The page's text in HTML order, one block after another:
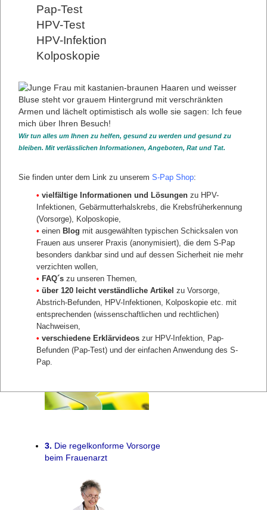
sichere Abstrich-Entnahme zur Verfügung zu stehen und
Auffälligkeiten – zum Beispiel an der Vagina – sofort
untersuchen zu können? - (Die Kolposkopie ist Bestandteil
der pauschal bezahlten Grundversorgung beim Frauenarzt)
Wenn Sie feststellen, dass diese Punkte nicht erfüllt sind,
sollten Sie überdenken, wie viel Vertrauen Sie in die
Vorsorge haben können. Durch den S-Pap Test können sie
wir erfüllen die gesetzlichen Regelungen und informieren
Sie über alles Wichtige zum Thema Gebärmutterhalskrebs.
S-Pap bestellen
Über unsere Videosprechstunde
Anmeldung zur Videosprechstunde
Mehr erfahren:
1.Medizinische Vorgaben für
Frauenärzte zur Vorsorge
2.Rechtliche Vorgaben für
Frauenärzte zur Vorsorge
3. Die regelkonforme Vorsorge
beim Frauenarzt
Pap-Test
HPV-Test
HPV-Infektion
Kolposkopie
Wir tun alles um Ihnen zu helfen, gesund zu werden und gesund zu
bleiben. Mit verlässlichen Informationen, Angeboten, Rat und Tat.
Sie finden unter dem Link zu unserem S-Pap Shop:
• vielfältige Informationen und Lösungen zu HPV-
Infektionen, Gebärmutterhalskrebs, die Krebsfrüherkennung
(Vorsorge), Kolposkopie,
• einen Blog mit ausgewählten typischen Schicksalen von
Frauen aus unserer Praxis (anonymisiert), die dem S-Pap
besonders dankbar sind und auf dessen Sicherheit nie mehr
verzichten wollen,
• FAQ´s zu unseren Themen,
• über 120 leicht verständliche Artikel zu Vorsorge,
Abstrich-Befunden, HPV-Infektionen, Kolposkopie etc. mit
entsprechenden (wissenschaftlichen und rechtlichen)
Nachweisen,
• verschiedene Erklärvideos zur HPV-Infektion, Pap-
Befunden (Pap-Test) und der einfachen Anwendung des S-
Pap.